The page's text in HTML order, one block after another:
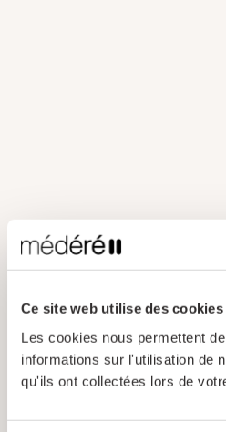
Ce site web utilise des cookies
Les cookies nous permettent
informations sur l'utilisation de
qu'ils ont collectées lors de